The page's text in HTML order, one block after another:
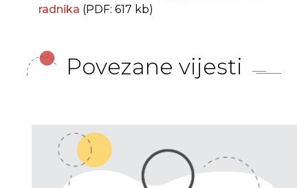
radnika (PDF: 617 kb)
Povezane vijesti